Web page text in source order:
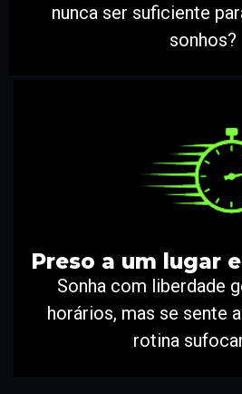
nunca ser suficiente
sonhos?
Preso a um lugar
Sonha com liberdade
horários, mas se sente
rotina